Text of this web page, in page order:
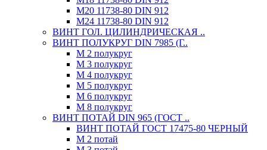
М20 11738-80 DIN 912
М24 11738-80 DIN 912
ВИНТ ГОЛ. ЦИЛИНДРИЧЕСКАЯ ..
ВИНТ ПОЛУКРУГ DIN 7985 (Г..
М 2 полукруг
М 3 полукруг
М 4 полукруг
М 5 полукруг
М 6 полукруг
М 8 полукруг
ВИНТ ПОТАЙ DIN 965 (ГОСТ ..
ВИНТ ПОТАЙ ГОСТ 17475-80 ЧЕРНЫЙ
М 2 потай